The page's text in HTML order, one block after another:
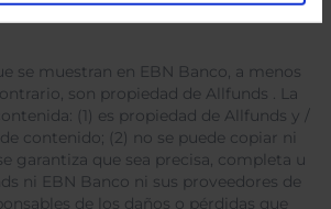
se muestran en EBN Banco, a menos
son propiedad de Allfunds . La
(1) es propiedad de Allfunds y /
contenido; (2) no se puede copiar ni
garantiza que sea precisa, completa u
ni EBN Banco ni sus proveedores de
de los daños o pérdidas que